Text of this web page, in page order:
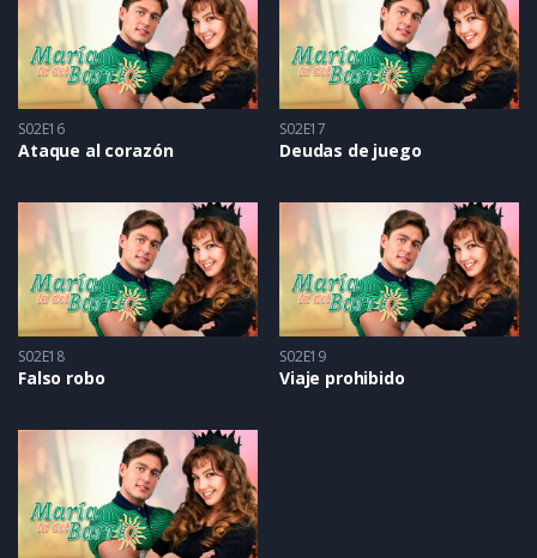
S02E16
Ataque al corazón
S02E17
Deudas de juego
S02E18
Falso robo
S02E19
Viaje prohibido